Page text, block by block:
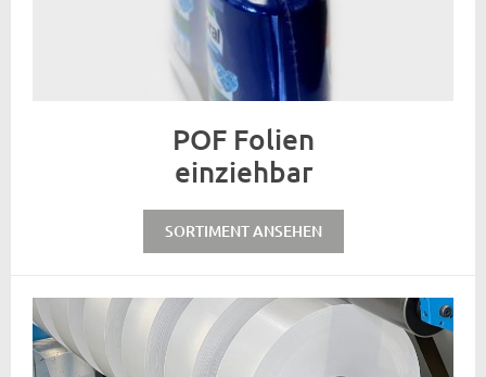
POF Folien
einziehbar
SORTIMENT ANSEHEN